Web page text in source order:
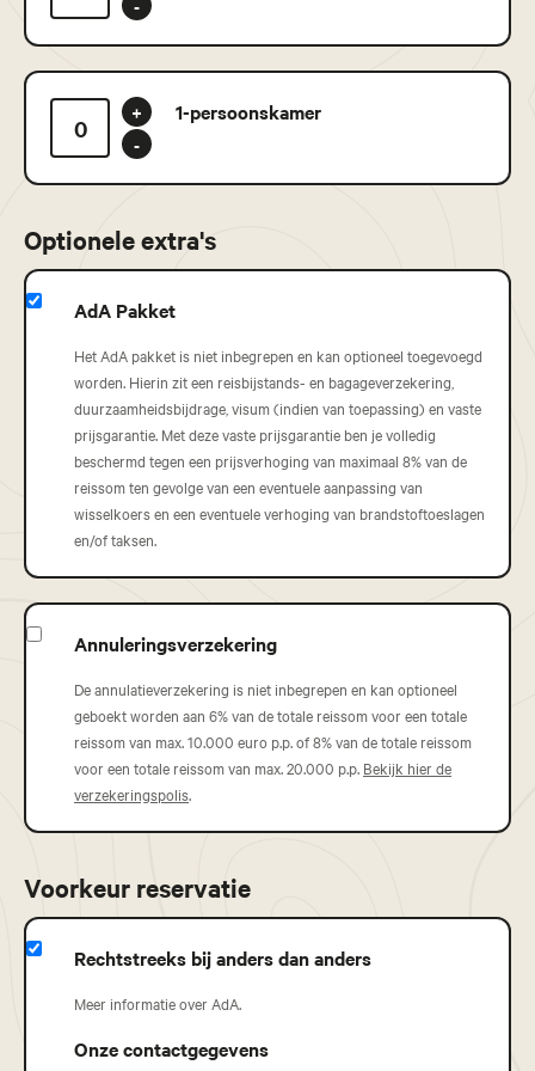
+
-
1-persoonskamer
Optionele extra's
AdA Pakket
Het AdA pakket is niet inbegrepen en kan optioneel toegevoegd
worden. Hierin zit een reisbijstands- en bagageverzekering,
duurzaamheidsbijdrage, visum (indien van toepassing) en vaste
prijsgarantie. Met deze vaste prijsgarantie ben je volledig
beschermd tegen een prijsverhoging van maximaal 8% van de
reissom ten gevolge van een eventuele aanpassing van
wisselkoers en een eventuele verhoging van brandstoftoeslagen
en/of taksen.
Annuleringsverzekering
De annulatieverzekering is niet inbegrepen en kan optioneel
geboekt worden aan 6% van de totale reissom voor een totale
reissom van max. 10.000 euro p.p. of 8% van de totale reissom
voor een totale reissom van max. 20.000 p.p. Bekijk hier de
verzekeringspolis.
Voorkeur reservatie
Rechtstreeks bij anders dan anders
Meer informatie over AdA.
Onze contactgegevens